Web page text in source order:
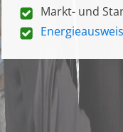
Markt- und
Energieausweis